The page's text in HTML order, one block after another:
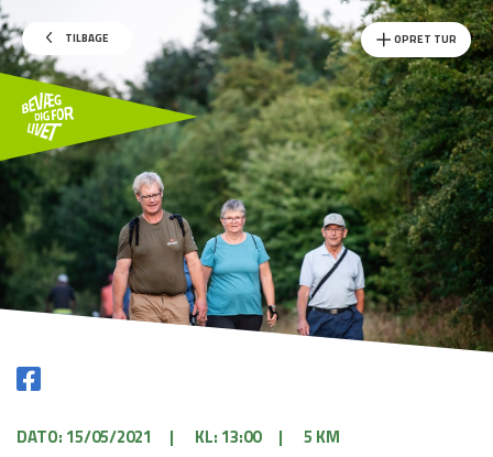
TILBAGE OPRET TUR
DATO: 15/05/2021 | KL: 13:00 | 5 KM